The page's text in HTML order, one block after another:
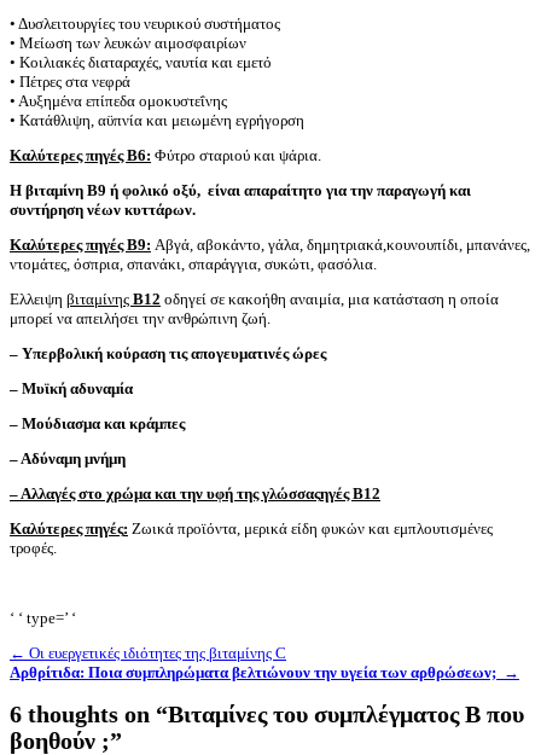
• Δυσλειτουργίες του νευρικού συστήματος
• Μείωση των λευκών αιμοσφαιρίων
• Κοιλιακές διαταραχές, ναυτία και εμετό
• Πέτρες στα νεφρά
• Αυξημένα επίπεδα ομοκυστεΐνης
• Κατάθλιψη, αϋπνία και μειωμένη εγρήγορση
Καλύτερες πηγές B6: Φύτρο σταριού και ψάρια.
Η βιταμίνη Β9 ή φολικό οξύ, είναι απαραίτητο για την παραγωγή και
συντήρηση νέων κυττάρων.
Καλύτερες πηγές B9: Αβγά, αβοκάντο, γάλα, δημητριακά,κουνουπίδι, μπανάνες,
ντομάτες, όσπρια, σπανάκι, σπαράγγια, συκώτι, φασόλια.
Ελλειψη βιταμίνης Β12 οδηγεί σε κακοήθη αναιμία, μια κατάσταση η οποία
μπορεί να απειλήσει την ανθρώπινη ζωή.
– Υπερβολική κούραση τις απογευματινές ώρες
– Μυϊκή αδυναμία
– Μούδιασμα και κράμπες
– Αδύναμη μνήμη
– Αλλαγές στο χρώμα και την υφή της γλώσσαςηγές B12
Καλύτερες πηγές: Ζωικά προϊόντα, μερικά είδη φυκών και εμπλουτισμένες
τροφές.
‘ ‘ type=’ ‘
Πλοήγηση
άρθρων
← Οι ευεργετικές ιδιότητες της βιταμίνης C
Αρθρίτιδα: Ποια συμπληρώματα βελτιώνουν την υγεία των αρθρώσεων; →
6 thoughts on “Βιταμίνες του συμπλέγματος Β που
βοηθούν ;”